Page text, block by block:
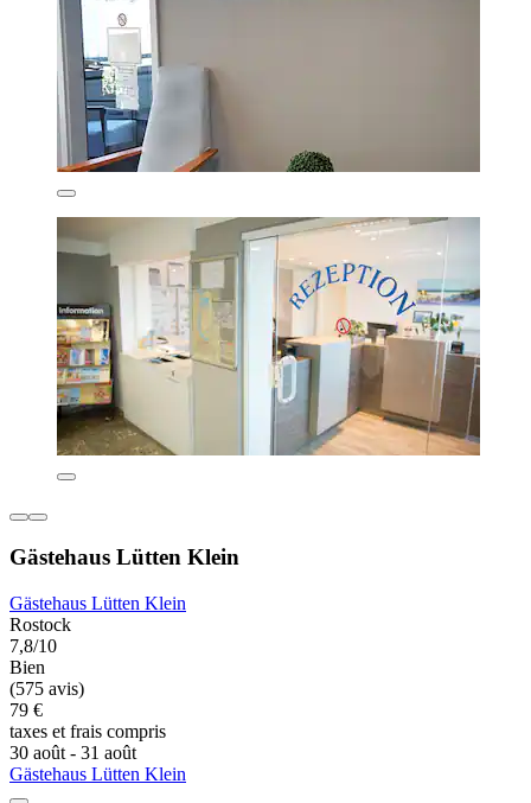
Gästehaus Lütten Klein
Gästehaus Lütten Klein
Rostock
7,8/10
Bien
(575 avis)
79 €
taxes et frais compris
30 août - 31 août
Gästehaus Lütten Klein